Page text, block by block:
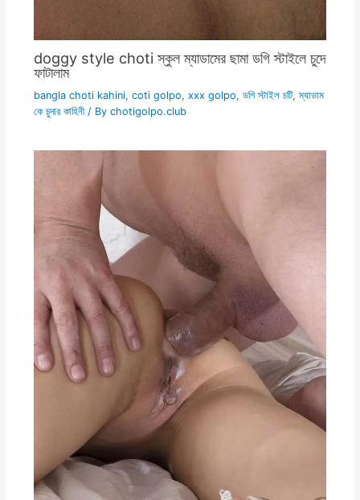
doggy style choti স্কুল ম্যাডামের ছামা ডগি স্টাইলে চুদে
ফাটালাম
bangla choti kahini, coti golpo, xxx golpo, ডগি স্টাইল চটি,ম্যাডাম
কে চুদার কাহিনী/ By chotigolpo.club